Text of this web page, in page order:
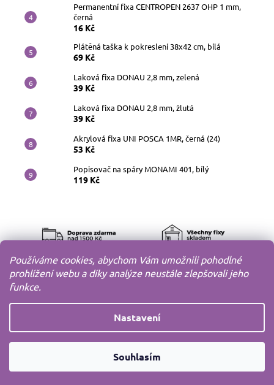
Používáme cookies, abychom Vám umožnili pohodlné
prohlížení webu a díky analýze neustále zlepšovali jeho
funkce.
Nastavení
Souhlasím
Permanentní fixa CENTROPEN 2637 OHP 1 mm,
černá
16 Kč
Plátěná taška k pokreslení 38x42 cm, bílá
69 Kč
Laková fixa DONAU 2,8 mm, zelená
39 Kč
Laková fixa DONAU 2,8 mm, žlutá
39 Kč
Akrylová fixa UNI POSCA 1MR, černá (24)
53 Kč
Popisovač na spáry MONAMI 401, bílý
119 Kč
Shoptet